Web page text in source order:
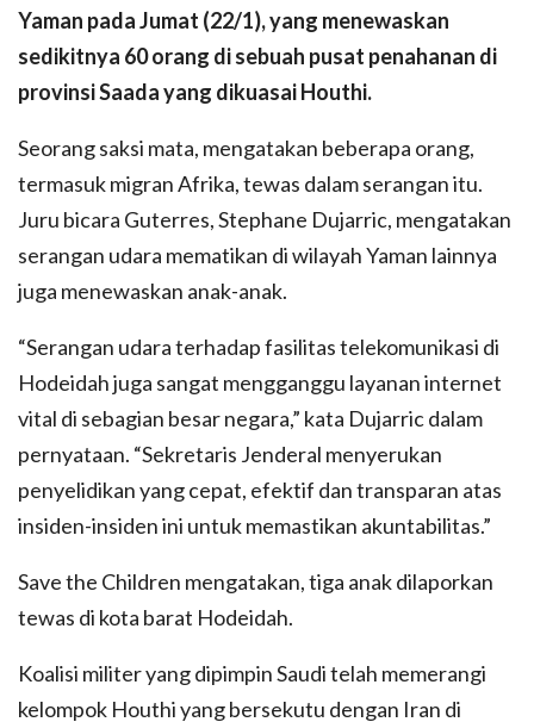
Yaman pada Jumat (22/1), yang menewaskan
sedikitnya 60 orang di sebuah pusat penahanan di
provinsi Saada yang dikuasai Houthi.
Seorang saksi mata, mengatakan beberapa orang,
termasuk migran Afrika, tewas dalam serangan itu.
Juru bicara Guterres, Stephane Dujarric, mengatakan
serangan udara mematikan di wilayah Yaman lainnya
juga menewaskan anak-anak.
“Serangan udara terhadap fasilitas telekomunikasi di
Hodeidah juga sangat mengganggu layanan internet
vital di sebagian besar negara,” kata Dujarric dalam
pernyataan. “Sekretaris Jenderal menyerukan
penyelidikan yang cepat, efektif dan transparan atas
insiden-insiden ini untuk memastikan akuntabilitas.”
Save the Children mengatakan, tiga anak dilaporkan
tewas di kota barat Hodeidah.
Koalisi militer yang dipimpin Saudi telah memerangi
kelompok Houthi yang bersekutu dengan Iran di